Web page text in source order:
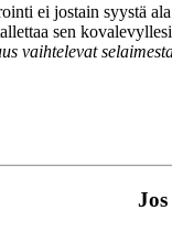
ei jostain syystä
sen
vaihtelevat